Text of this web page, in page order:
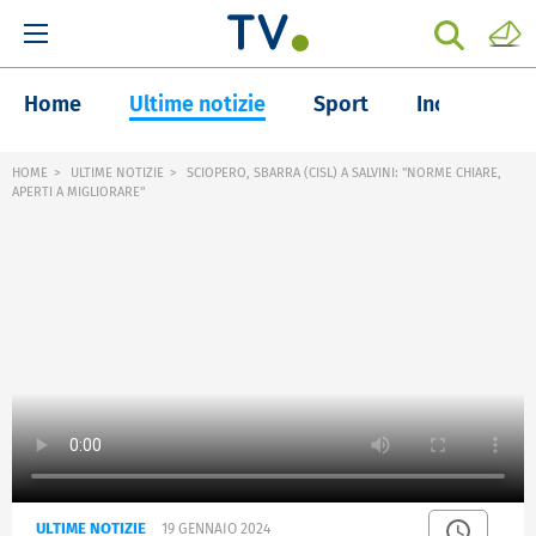
Home Ultime notizie Sport Inchieste
HOME ULTIME NOTIZIE
SCIOPERO, SBARRA (CISL) A SALVINI: "NORME CHIARE,
APERTI A MIGLIORARE"
ULTIME NOTIZIE 19 GENNAIO 2024